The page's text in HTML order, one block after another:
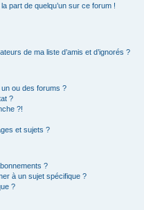
part de quelqu’un sur ce forum !
de ma liste d’amis et d’ignorés ?
ou des forums ?
?
?!
et sujets ?
?
à un sujet spécifique ?
?